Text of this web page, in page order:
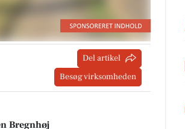
Del artikel
Besøg virksomheden
Bregnhøj